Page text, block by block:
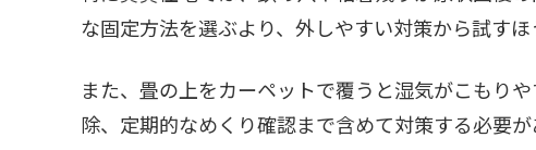
な固定方法を選ぶより、外しやすい対策から試すほ
また、畳の上をカーペットで覆うと湿気がこもり
除、定期的なめくり確認まで含めて対策する必要が